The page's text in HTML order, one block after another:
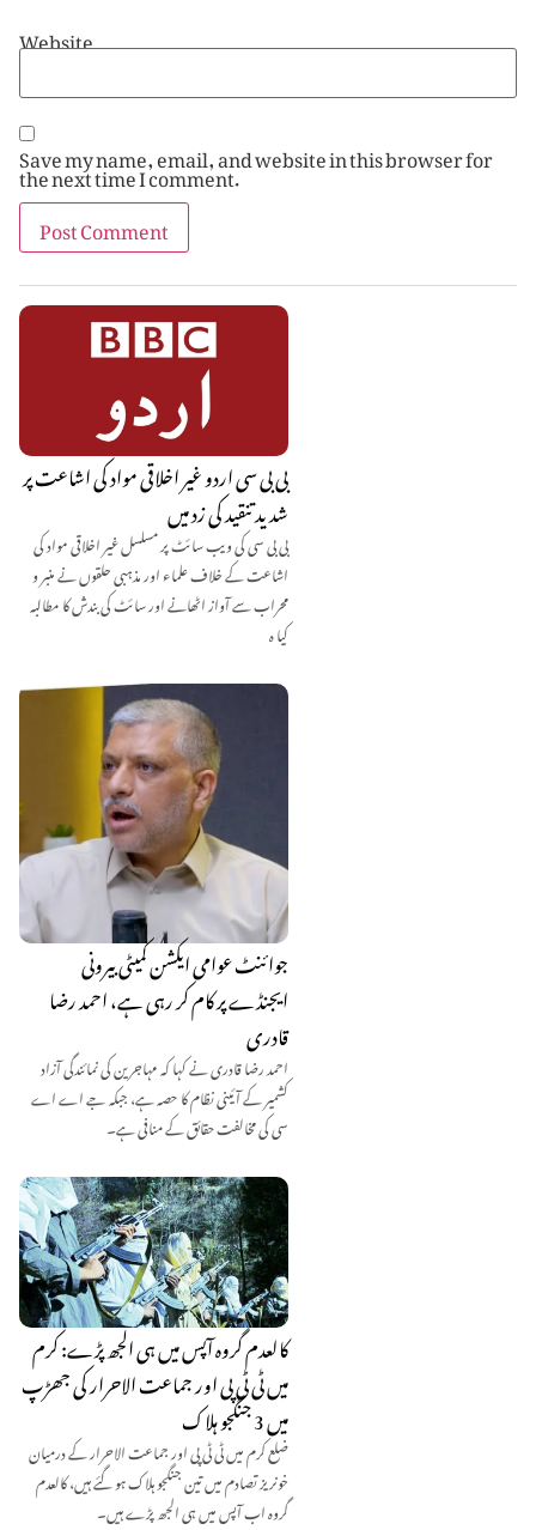
بی بی سی اردو غیر اخلاقی مواد کی اشاعت پر
شدید تنقید کی زد میں
بی بی سی کی ویب سائٹ پر مسلسل غیر اخلاقی مواد کی
اشاعت کے خلاف علماء اور مذہبی حلقوں نے منبر و
محراب سے آواز اٹھانے اور سائٹ کی بندش کا مطالبہ
کیا ہ
جوائنٹ عوامی ایکشن کمیٹی بیرونی
ایجنڈے پر کام کر رہی ہے، احمد رضا
قادری
احمد رضا قادری نے کہا کہ مہاجرین کی نمائندگی آزاد
کشمیر کے آئینی نظام کا حصہ ہے، جبکہ جے اے اے
سی کی مخالفت حقائق کے منافی ہے۔
کالعدم گروہ آپس میں ہی الجھ پڑے: کرم
میں ٹی ٹی پی اور جماعت الاحرار کی جھڑپ
میں 3 جنگجو ہلاک
ضلع کرم میں ٹی ٹی پی اور جماعت الاحرار کے درمیان
خونریز تصادم میں تین جنگجو ہلاک ہو گئے ہیں، کالعدم
گروہ اب آپس میں ہی الجھ پڑے ہیں۔
Website
Save my name, email, and website in this browser for
the next time I comment.